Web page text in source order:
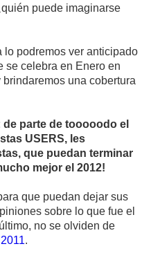
puede imaginarse
lo podremos ver anticipado
se celebra en Enero en
una cobertura
de parte de tooooodo el
USERS, les
que puedan terminar
mejor el 2012!
que puedan dejar sus
sobre lo que fue el
no se olviden de
.